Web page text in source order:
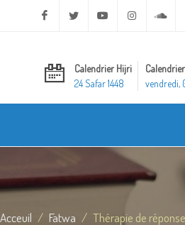
Facebook Twitter Youtube Instagram
Calendrier Hijri
24 Safar 1448
vendredi,
Acceuil Fatwa Thérapie de